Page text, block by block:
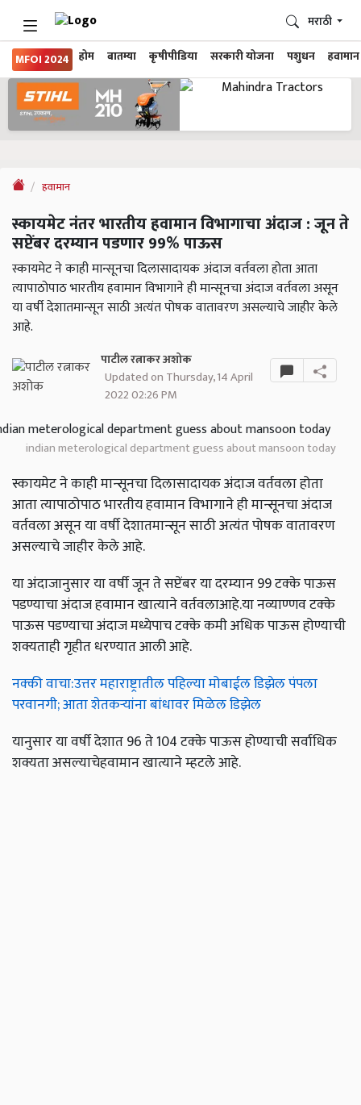
MFOI 2024 होम बातम्या कृषीपीडिया सरकारी योजना पशुधन हवामान
मराठी
हवामान
स्कायमेट नंतर भारतीय हवामान विभागाचा अंदाज : जून ते
सप्टेंबर दरम्यान पडणार 99% पाऊस
स्कायमेट ने काही मान्सूनचा दिलासादायक अंदाज वर्तवला होता आता
त्यापाठोपाठ भारतीय हवामान विभागाने ही मान्सूनचा अंदाज वर्तवला असून
या वर्षी देशातमान्सून साठी अत्यंत पोषक वातावरण असल्याचे जाहीर केले
आहे.
पाटील रत्नाकर अशोक
Updated on Thursday, 14 April
2022 02:26 PM
indian meterological department guess about mansoon today
स्कायमेट ने काही मान्सूनचा दिलासादायक अंदाज वर्तवला होता
आता त्यापाठोपाठ भारतीय हवामान विभागाने ही मान्सूनचा अंदाज
वर्तवला असून या वर्षी देशातमान्सून साठी अत्यंत पोषक वातावरण
असल्याचे जाहीर केले आहे.
या अंदाजानुसार या वर्षी जून ते सप्टेंबर या दरम्यान 99 टक्के पाऊस
पडण्याचा अंदाज हवामान खात्याने वर्तवलाआहे.या नव्याण्णव टक्के
पाऊस पडण्याचा अंदाज मध्येपाच टक्के कमी अधिक पाऊस होण्याची
शक्यताही गृहीत धरण्यात आली आहे.
नक्की वाचा:उत्तर महाराष्ट्रातील पहिल्या मोबाईल डिझेल पंपला
परवानगी; आता शेतकऱ्यांना बांधावर मिळेल डिझेल
यानुसार या वर्षी देशात 96 ते 104 टक्के पाऊस होण्याची सर्वाधिक
शक्यता असल्याचेहवामान खात्याने म्हटले आहे.